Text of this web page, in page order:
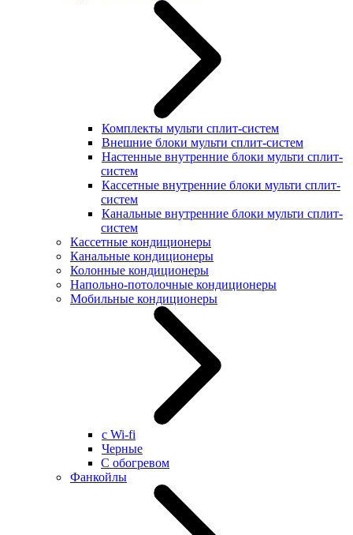
Комплекты мульти сплит-систем
Внешние блоки мульти сплит-систем
Настенные внутренние блоки мульти сплит-
систем
Кассетные внутренние блоки мульти сплит-
систем
Канальные внутренние блоки мульти сплит-
систем
Кассетные кондиционеры
Канальные кондиционеры
Колонные кондиционеры
Напольно-потолочные кондиционеры
Мобильные кондиционеры
с Wi-fi
Черные
С обогревом
Фанкойлы